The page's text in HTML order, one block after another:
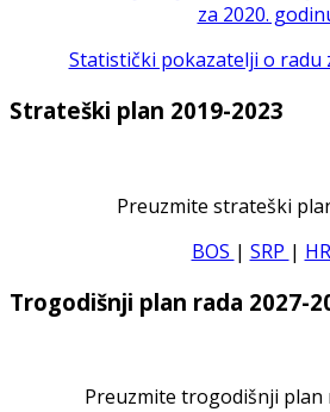
za 2020.
Statistički pokazatelji o radu
Strateški plan 2019-2023
Preuzmite strateški
BOS | SRP |
Trogodišnji plan rada 2027-
Preuzmite trogodišnji plan